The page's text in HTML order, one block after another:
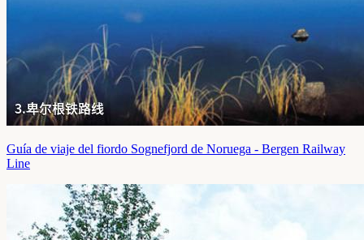
Guía de viaje del fiordo Sognefjord de Noruega - Bergen Railway
Line